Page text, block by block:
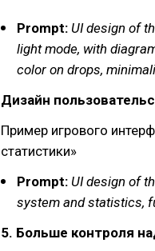
Prompt: UI design of
light mode, with
color on drops,
Дизайн
Пример игрового
статистики»
Prompt: UI design of
system and statistics,
5. Больше контроля